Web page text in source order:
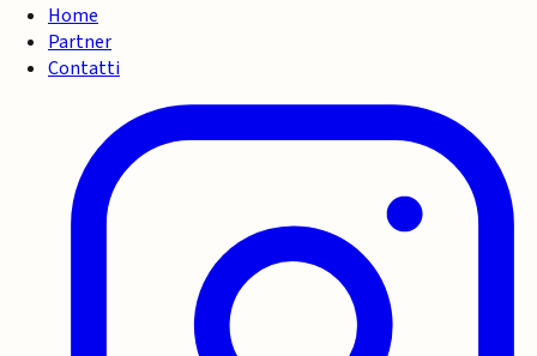
Home
Partner
Contatti